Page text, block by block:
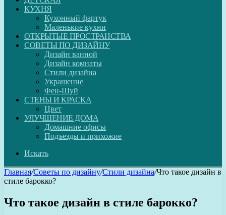
КУХНЯ
Кухонный фартук
Маленькие кухни
ОТКРЫТЫЕ ПРОСТРАНСТВА
СОВЕТЫ ПО ДИЗАЙНУ
Дизайн ванной
Дизайн комнаты
Стили дизайна
Украшение
Фен-Шуй
СТЕНЫ И КРАСКА
Цвет
УЛУЧШЕНИЕ ДОМА
Домашние офисы
Подъезды и прихожие
Искать
Главная/Советы по дизайну/Стили дизайна/Что такое дизайн в
стиле барокко?
Что такое дизайн в стиле барокко?